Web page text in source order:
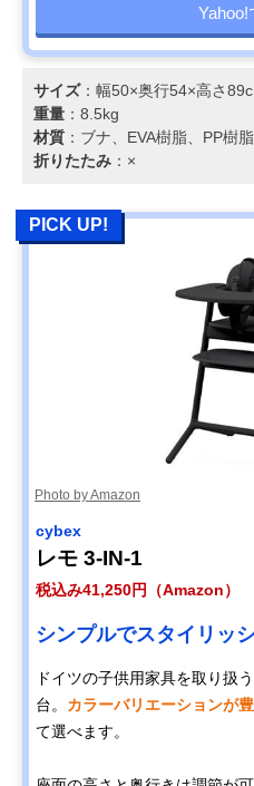
Yahoo!
サイズ：幅50×奥行54×高さ
重量 ：8.5kg
材質 ：ブナ、EVA樹脂、PP樹
折りたたみ ：×
PICK UP!
Photo by Amazon
cybex
レモ 3-IN-1
税込み41,250円（Amazon）
シンプルでスタイリッ
ドイツの子供用家具を取り扱
台。 カラーバリエーションが
て選べます。